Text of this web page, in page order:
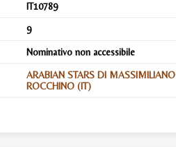
IT10789
9
Nominativo non accessibile
ARABIAN STARS DI MASSIMILIANO
ROCCHINO (IT)